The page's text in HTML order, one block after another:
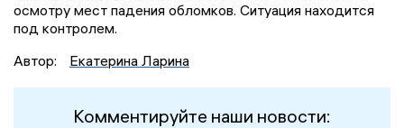
осмотру мест падения обломков. Ситуация находится
под контролем.
Автор:
Екатерина Ларина
Комментируйте наши новости: